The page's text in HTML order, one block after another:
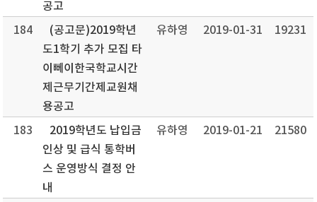
공고
184
(공고문)2019학년
도1학기 추가 모집 타
이뻬이한국학교시간
제근무기간제교원채
용공고
유하영 2019-01-31 19231
183
2019학년도 납입금
인상 및 급식 통학버
스 운영방식 결정 안
내
유하영 2019-01-21 21580